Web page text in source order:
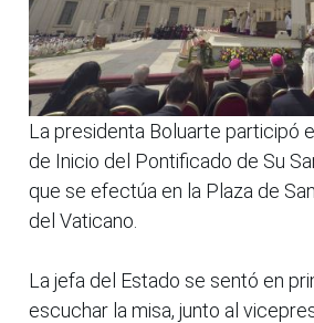
La presidenta Boluarte participó
de Inicio del Pontificado de Su
que se efectúa en la Plaza de
del Vaticano.
La jefa del Estado se sentó en
escuchar la misa, junto al